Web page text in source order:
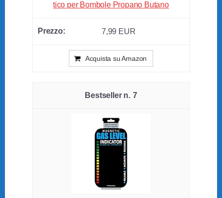
tico per Bombole Propano Butano
7,99 EUR
Acquista su Amazon
7